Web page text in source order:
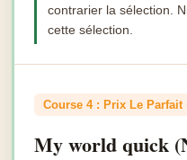
contrarier la sélection.
cette sélection.
Course 4 : Prix Le Parfait
My world quick